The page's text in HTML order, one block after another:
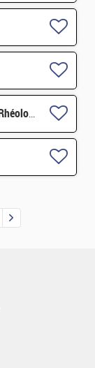
STAGE - Ingénieur chimie des matériaux - Rhéologie H/F